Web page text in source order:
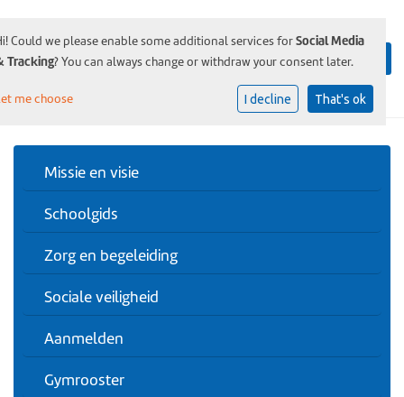
Missie en visie
Schoolgids
Zorg en begeleiding
Sociale veiligheid
Aanmelden
Gymrooster
Could we please enable some additional services forSocial Media
Tracking? You can always change or withdraw your consent later.
me choose I decline That's ok